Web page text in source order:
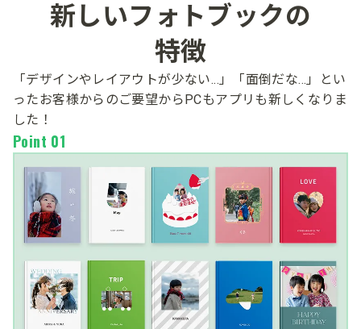
新しい​フォトブックの
​特徴
「デザインや​レイアウトが​少ない​...」​「面倒だな​...」と​い
った​お客様からの​ご要望から​PCも​アプリも​新しくなりま
した！​
Point 01